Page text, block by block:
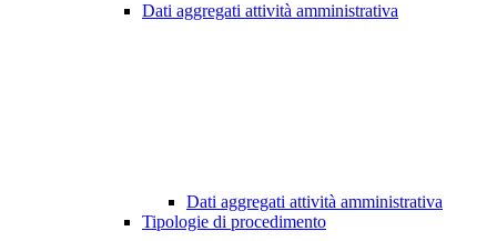
Dati aggregati attività amministrativa
Dati aggregati attività amministrativa
Tipologie di procedimento